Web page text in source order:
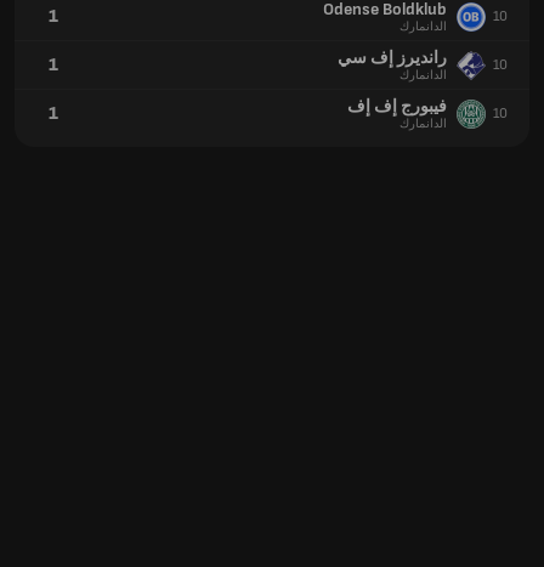
10
Odense Boldklub
الدانمارك 1
10 رانديرز إف سي
الدانمارك 1
10 فيبورج إف إف
الدانمارك 1